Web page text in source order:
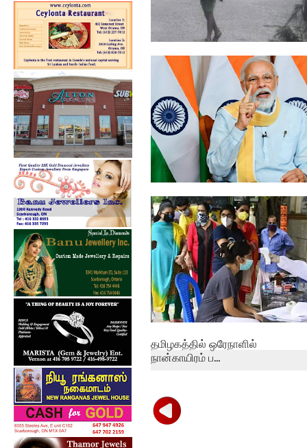
தமிழகத்தில் 24 மணிநேரத்தில்
கனமழைக்...
கொரோனா பற்றிய
விழிப்புணர்வு பரவலாக ...
தமிழகத்தில் ஒரேநாளில்
நான்காயிரம் ப...